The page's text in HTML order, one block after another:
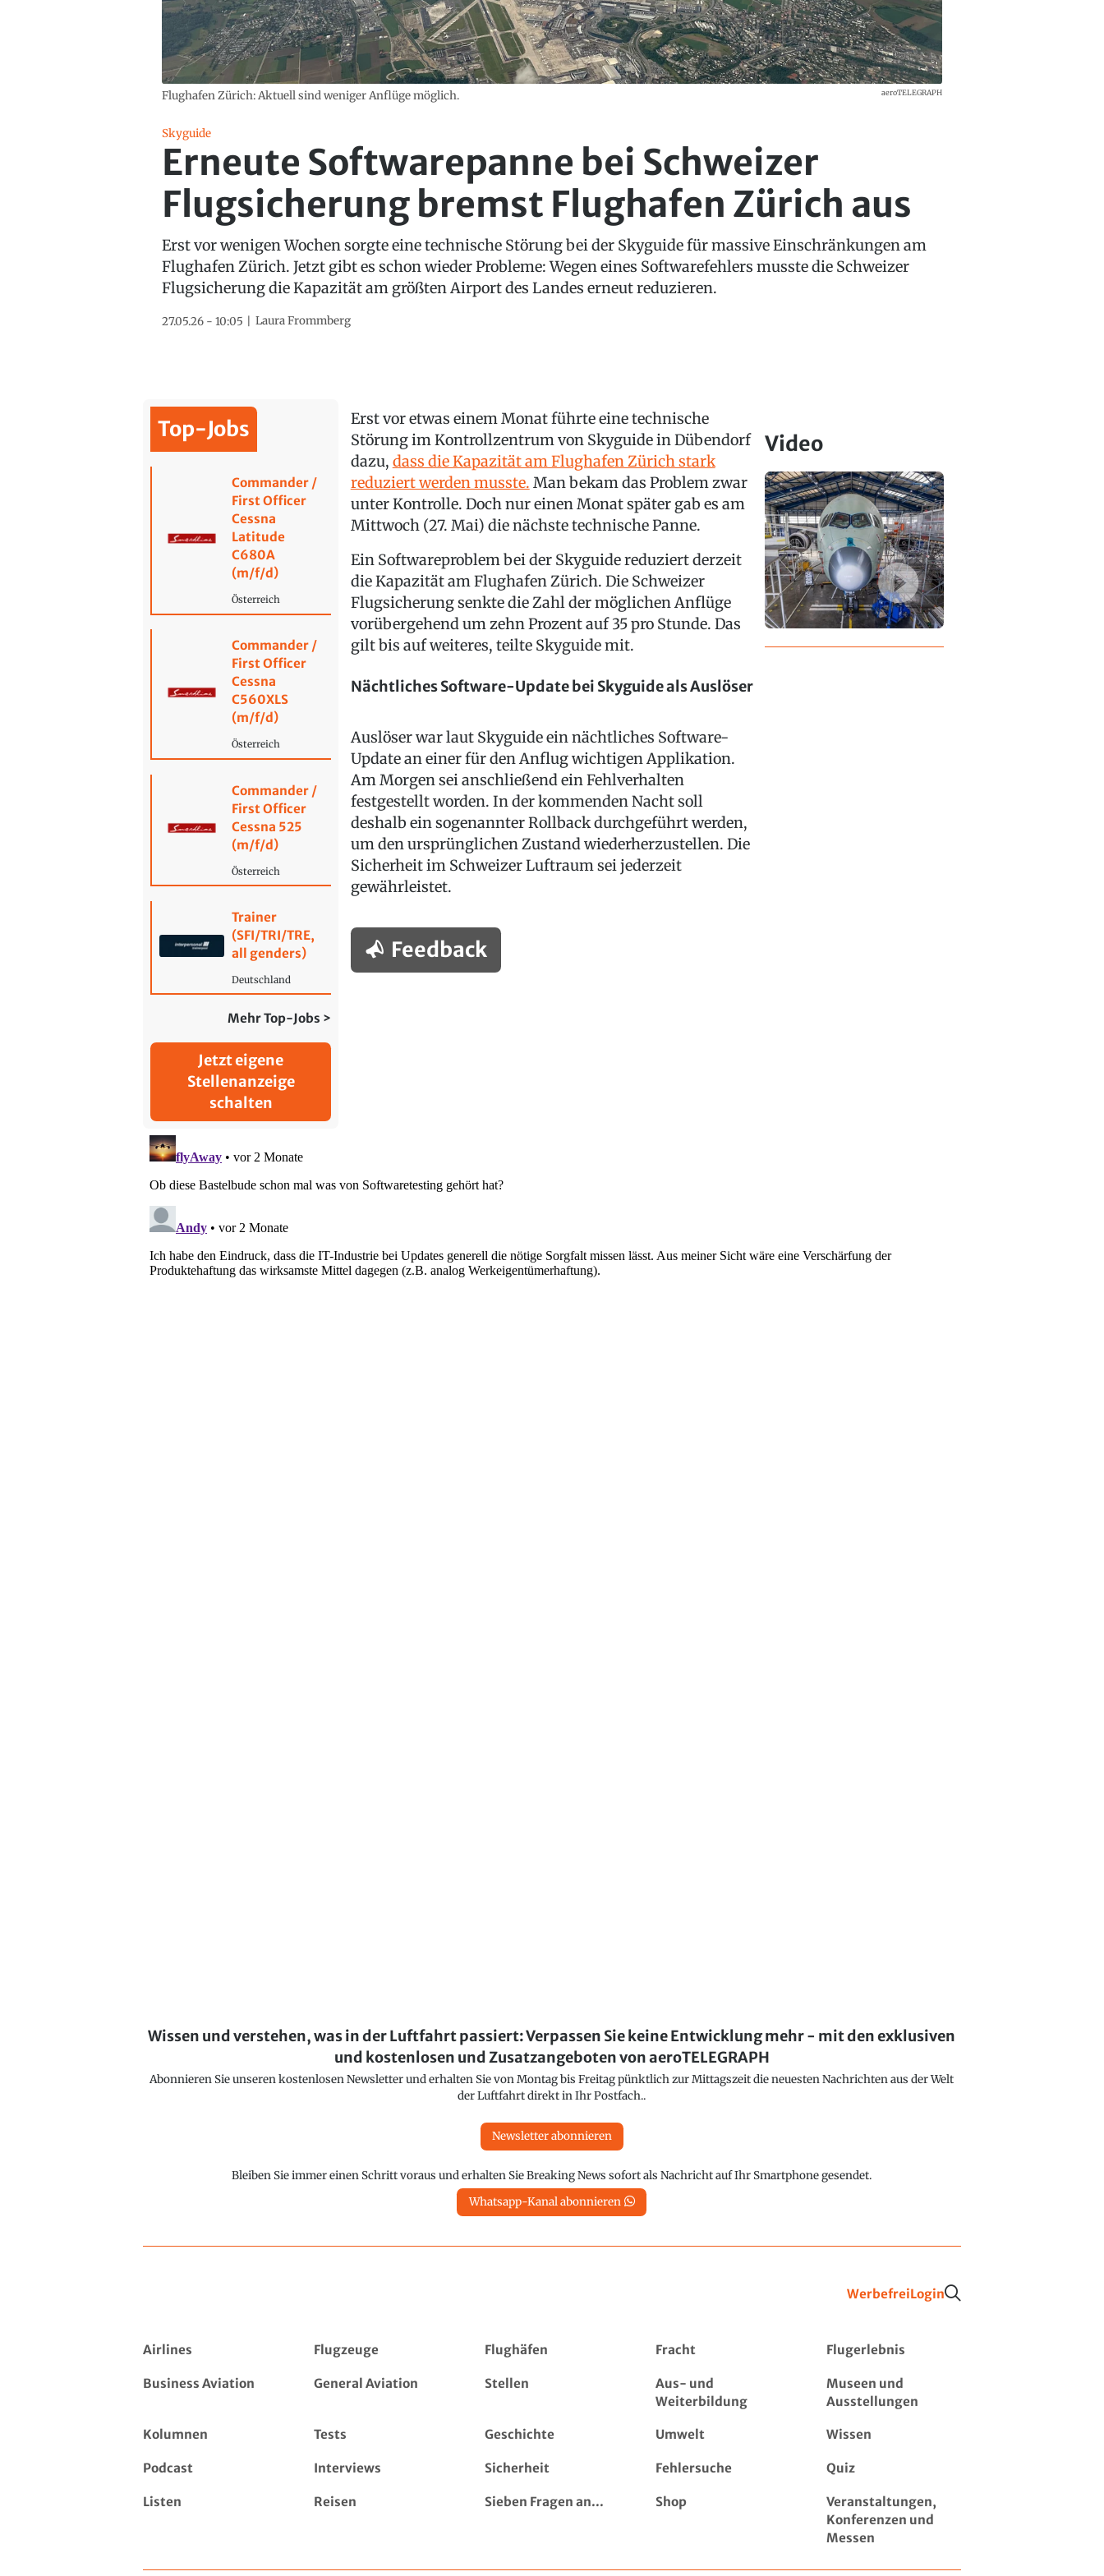
Flughafen Zürich: Aktuell sind weniger Anflüge möglich. aeroTELEGRAPH
Skyguide
Erneute Softwarepanne bei Schweizer
Flugsicherung bremst Flughafen Zürich aus
Erst vor wenigen Wochen sorgte eine technische Störung bei der Skyguide für massive Einschränkungen am
Flughafen Zürich. Jetzt gibt es schon wieder Probleme: Wegen eines Softwarefehlers musste die Schweizer
Flugsicherung die Kapazität am größten Airport des Landes erneut reduzieren.
27.05.26 - 10:05 Laura Frommberg
Top-Jobs
Commander /
First Officer
Cessna
Latitude
C680A
(m/f/d)
Österreich
Commander /
First Officer
Cessna
C560XLS
(m/f/d)
Österreich
Commander /
First Officer
Cessna 525
(m/f/d)
Österreich
Trainer
(SFI/TRI/TRE,
all genders)
Deutschland
Mehr Top-Jobs >
Jetzt eigene
Stellenanzeige
schalten
Erst vor etwas einem Monat führte eine technische
Störung im Kontrollzentrum von Skyguide in Dübendorf
dazu, dass die Kapazität am Flughafen Zürich stark
reduziert werden musste. Man bekam das Problem zwar
unter Kontrolle. Doch nur einen Monat später gab es am
Mittwoch (27. Mai) die nächste technische Panne.
Ein Softwareproblem bei der Skyguide reduziert derzeit
die Kapazität am Flughafen Zürich. Die Schweizer
Flugsicherung senkte die Zahl der möglichen Anflüge
vorübergehend um zehn Prozent auf 35 pro Stunde. Das
gilt bis auf weiteres, teilte Skyguide mit.
Nächtliches Software-Update bei Skyguide als Auslöser
Auslöser war laut Skyguide ein nächtliches Software-
Update an einer für den Anflug wichtigen Applikation.
Am Morgen sei anschließend ein Fehlverhalten
festgestellt worden. In der kommenden Nacht soll
deshalb ein sogenannter Rollback durchgeführt werden,
um den ursprünglichen Zustand wiederherzustellen. Die
Sicherheit im Schweizer Luftraum sei jederzeit
gewährleistet.
Feedback
Video
Wissen und verstehen, was in der Luftfahrt passiert: Verpassen Sie keine Entwicklung mehr - mit den exklusiven
und kostenlosen und Zusatzangeboten von aeroTELEGRAPH
Abonnieren Sie unseren kostenlosen Newsletter und erhalten Sie von Montag bis Freitag pünktlich zur Mittagszeit die neuesten Nachrichten aus der Welt
der Luftfahrt direkt in Ihr Postfach..
Newsletter abonnieren
Bleiben Sie immer einen Schritt voraus und erhalten Sie Breaking News sofort als Nachricht auf Ihr Smartphone gesendet.
Whatsapp-Kanal abonnieren
WerbefreiLogin
Airlines Flugzeuge Flughäfen Fracht Flugerlebnis
Business Aviation General Aviation Stellen
Aus- und
Weiterbildung
Museen und
Ausstellungen
Kolumnen Tests Geschichte Umwelt Wissen
Podcast Interviews Sicherheit Fehlersuche Quiz
Listen Reisen Sieben Fragen an... Shop
Veranstaltungen,
Konferenzen und
Messen